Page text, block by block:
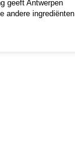
geeft Antwerpen
andere ingrediënten